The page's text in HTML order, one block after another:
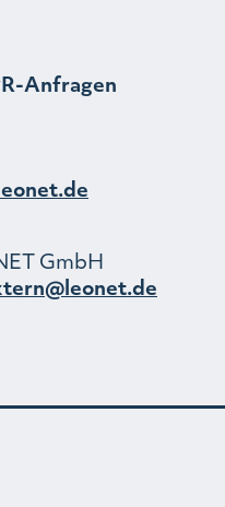
Anfragen
GmbH